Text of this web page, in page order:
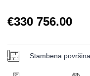
€330 756.00
Stambena